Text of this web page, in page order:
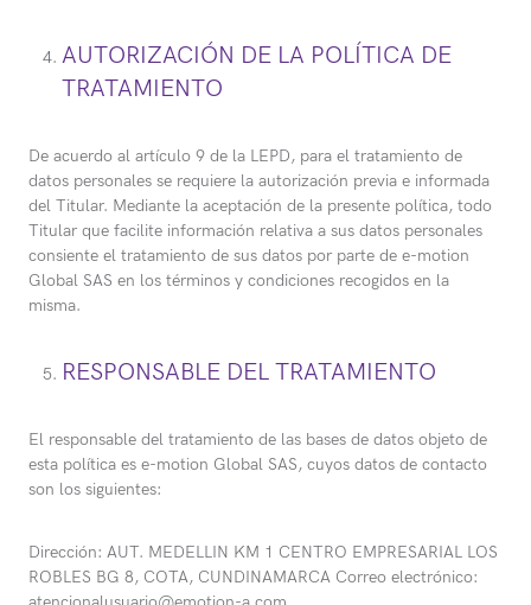
AUTORIZACIÓN DE LA POLÍTICA DE
TRATAMIENTO
De acuerdo al artículo 9 de la LEPD, para el tratamiento de
datos personales se requiere la autorización previa e informada
del Titular. Mediante la aceptación de la presente política, todo
Titular que facilite información relativa a sus datos personales
consiente el tratamiento de sus datos por parte de e-motion
Global SAS en los términos y condiciones recogidos en la
misma.
RESPONSABLE DEL TRATAMIENTO
El responsable del tratamiento de las bases de datos objeto de
esta política es e-motion Global SAS, cuyos datos de contacto
son los siguientes:
Dirección: AUT. MEDELLIN KM 1 CENTRO EMPRESARIAL LOS
ROBLES BG 8, COTA, CUNDINAMARCA Correo electrónico: